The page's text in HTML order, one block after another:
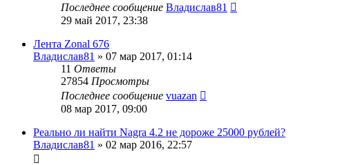
Последнее сообщение Владислав81
29 май 2017, 23:38
Лента Zonal 676
Владислав81 » 07 мар 2017, 01:14
11 Ответы
27854 Просмотры
Последнее сообщение vuazan
08 мар 2017, 09:00
Реально ли найти Nagra 4.2 не дороже 25000 рублей?
Владислав81 » 02 мар 2016, 22:57